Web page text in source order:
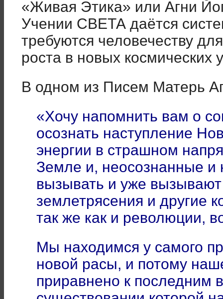
«Живая Этика» или Агни
Учении СВЕТА даётся
требуются человечеству
роста в новых космических
В одном из Писем Матерь
«Хочу напомнить вам о
осознать наступление
энергии в страшном
Земле и, неосознанные и
вызывать и уже
землетрясения и другие
так же как и революции,
Мы находимся у самого
новой расы, и потому
приравнено к последним